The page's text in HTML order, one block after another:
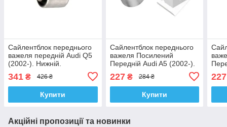
Сайлентблок переднього
важеля передній Audi Q5
(2002-). Нижній.
Зовнішній. LEMFORDER.
27126 , JBU679 ,
VKDS331028
341 ₴ 426 ₴
Купити
Сайлентблок переднього
важеля Посилений
Передній Audi A5 (2002-).
Нижній. Зовнішній. Корея
ACSUSS! 27126 , JBU679 ,
VKDS331028
227₴ 284 ₴
Купити
227
Акційні пропозиції та новинки